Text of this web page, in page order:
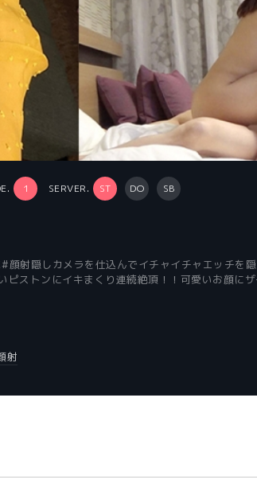
1 SERVER. ST DO SB
射隠しカメラを仕込んでイチャイチャエッチを
ストンにイキまくり連続絶頂！！可愛いお顔に
射